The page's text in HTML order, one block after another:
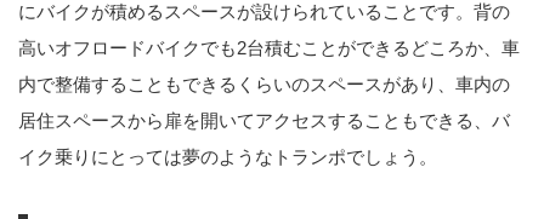
にバイクが積めるスペースが設けられていることです。背の
高いオフロードバイクでも2台積むことができるどころか、車
内で整備することもできるくらいのスペースがあり、車内の
居住スペースから扉を開いてアクセスすることもできる、バ
イク乗りにとっては夢のようなトランポでしょう。